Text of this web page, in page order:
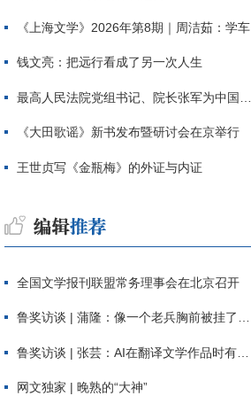
《上海文学》2026年第8期｜周洁茹：学车
钱文亮：把远行看成了另一次人生
最高人民法院党组书记、院长张军为中国作协干部大讲堂授课
《大田歌谣》新书发布暨研讨会在京举行
王世贞写《金瓶梅》的外证与内证
全国文学报刊联盟常务理事会在北京召开
鲁奖访谈 | 蒲隆：像一个老兵胸前被挂了一枚“红色英勇勋章”
鲁奖访谈 | 张芸：AI在翻译文学作品时有明显局限
网文独家 | 晚熟的“大神”